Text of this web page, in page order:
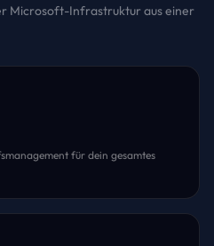
Microsoft-Infrastruktur aus einer
für dein gesamtes